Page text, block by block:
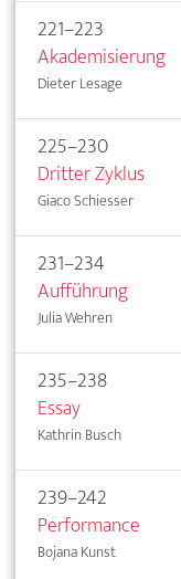
221–223
Akademisierung
Dieter Lesage
225–230
Dritter Zyklus
Giaco Schiesser
231–234
Aufführung
Julia Wehren
235–238
Essay
Kathrin Busch
239–242
Performance
Bojana Kunst